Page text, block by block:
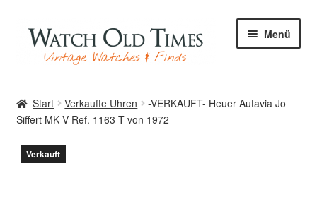
Zur
Navigation
springen
Zum
Inhalt
springen
Menü
Uhren
Start Verkaufte Uhren
-VERKAUFT- Heuer Autavia Jo
Siffert MK V Ref. 1163 T von 1972
Verkauft